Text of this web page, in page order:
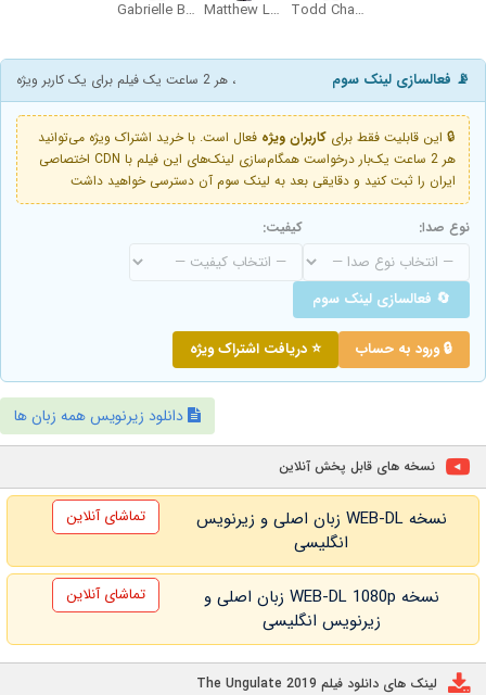
Todd Chamberlain
Matthew Lee Anderson
Gabrielle Bodroghy
📡 فعالسازی لینک سوم ، هر 2 ساعت یک فیلم برای یک کاربر ویژه
🔒 این قابلیت فقط برای کاربران ویژه فعال است. با خرید اشتراک ویژه می‌توانید
هر 2 ساعت یک‌بار درخواست همگام‌سازی لینک‌های این فیلم با CDN اختصاصی
ایران را ثبت کنید و دقایقی بعد به لینک سوم آن دسترسی خواهید داشت
نوع صدا: کیفیت:
🔄 فعالسازی لینک سوم
🔒 ورود به حساب ⭐ دریافت اشتراک ویژه
دانلود زیرنویس همه زبان ها
نسخه های قابل پخش آنلاین
نسخه WEB-DL زبان اصلی و زیرنویس
انگلیسی
تماشای آنلاین
نسخه WEB-DL 1080p زبان اصلی و
زیرنویس انگلیسی
تماشای آنلاین
لینک های دانلود فیلم The Ungulate 2019